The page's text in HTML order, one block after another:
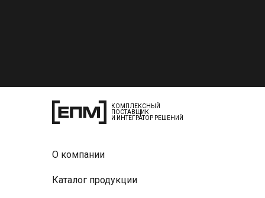
Каталог продукции
О компании
КОМПЛЕКСНЫЙ
ПОСТАВЩИК
И ИНТЕГРАТОР РЕШЕНИЙ